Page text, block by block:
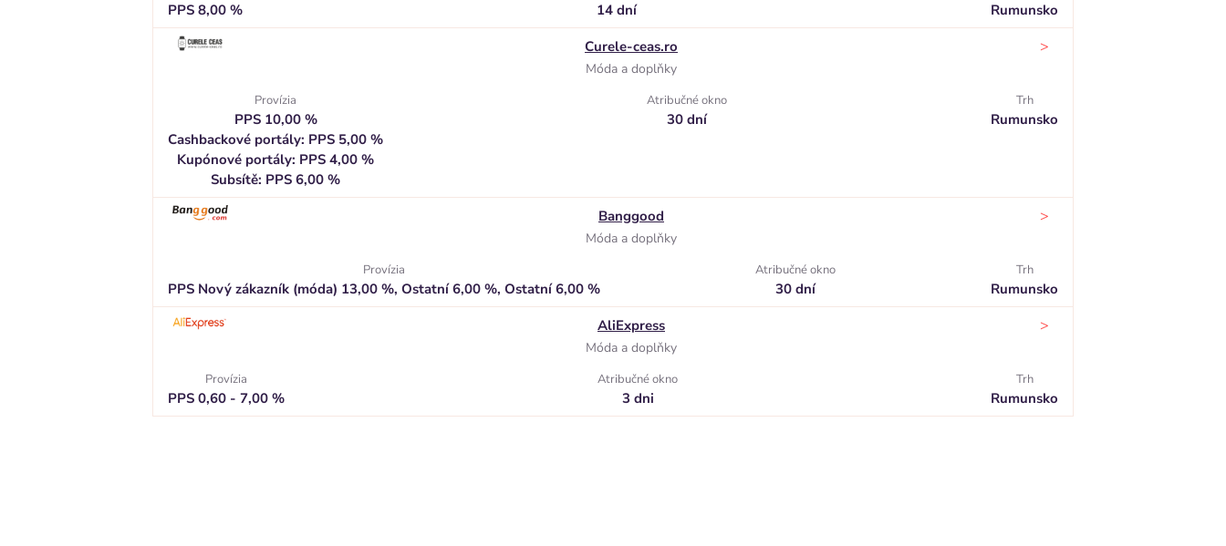
PPS 8,00 % 14 dní
Rumunsko
Curele-ceas.ro
Móda a doplňky
>
Provízia
PPS 10,00 %
Cashbackové portály: PPS 5,00 %
Kupónové portály: PPS 4,00 %
Subsítě: PPS 6,00 %
Atribučné okno
30 dní
Trh
Rumunsko
Banggood
Móda a doplňky
>
Provízia
PPS Nový zákazník (móda) 13,00 %, Ostatní 6,00 %, Ostatní 6,00 %
Atribučné okno
30 dní
Trh
Rumunsko
AliExpress
Móda a doplňky
>
Provízia
PPS 0,60 - 7,00 %
Atribučné okno
3 dni
Trh
Rumunsko